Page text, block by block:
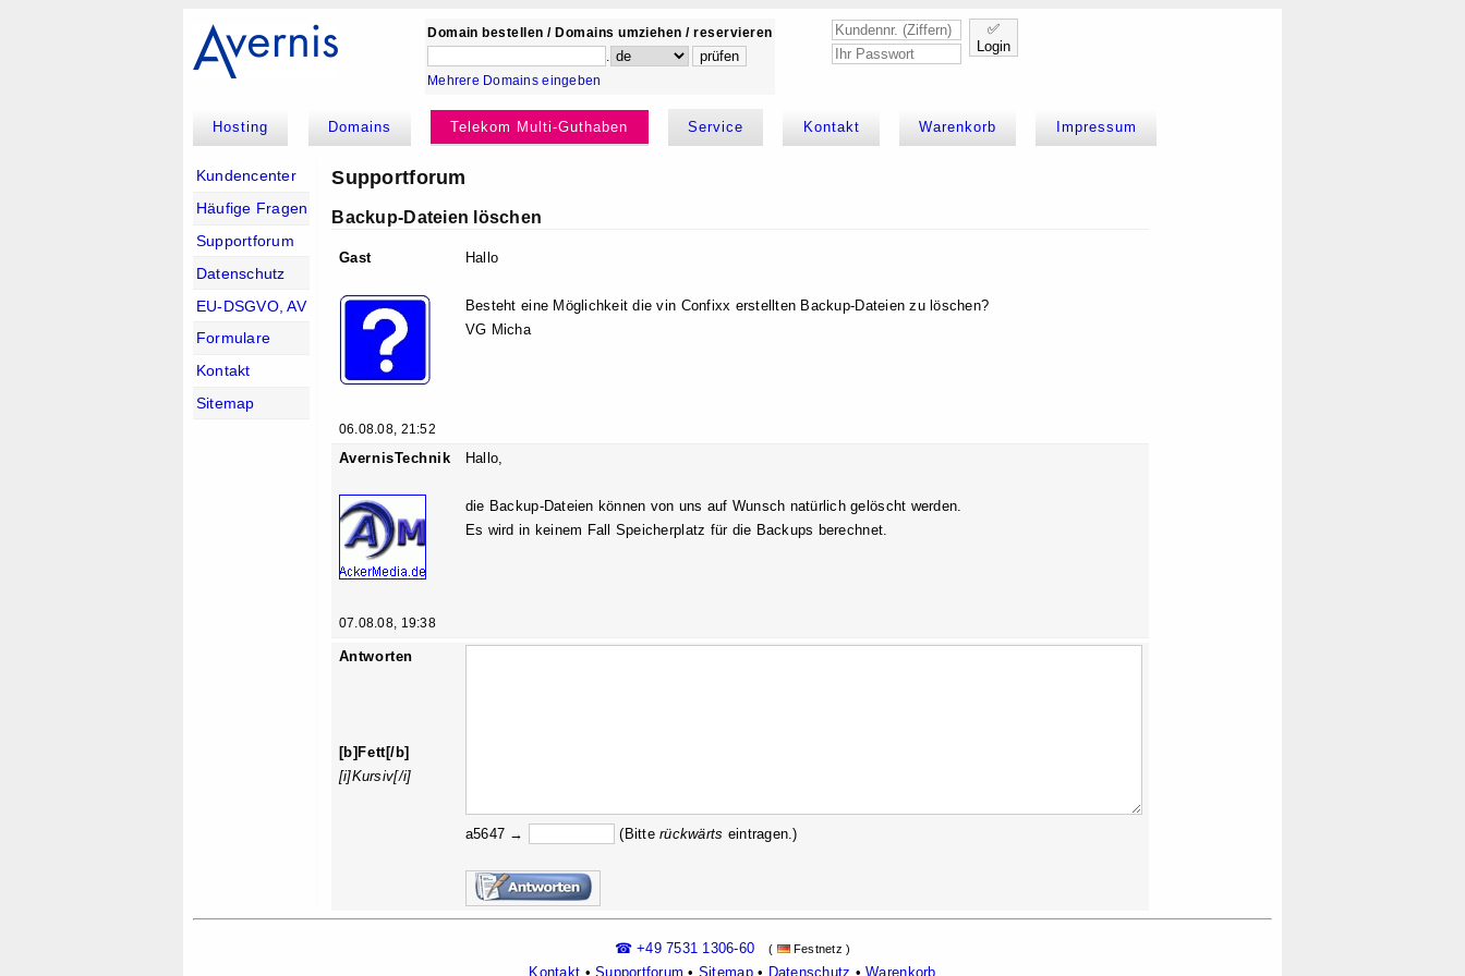
Domain bestellen / Domains umziehen / reservieren
.
Mehrere Domains eingeben
✅
Login
Hosting Domains Telekom Multi-Guthaben Service Kontakt Warenkorb Impressum
Kundencenter
Häufige Fragen
Supportforum
Datenschutz
EU-DSGVO, AV
Formulare
Kontakt
Sitemap
Supportforum
Backup-Dateien löschen
Gast
06.08.08, 21:52
Hallo
Besteht eine Möglichkeit die vin Confixx erstellten Backup-Dateien zu löschen?
VG Micha
AvernisTechnik
07.08.08, 19:38
Hallo,
die Backup-Dateien können von uns auf Wunsch natürlich gelöscht werden.
Es wird in keinem Fall Speicherplatz für die Backups berechnet.
Antworten
[b]Fett[/b]
[i]Kursiv[/i]
a5647 → (Bitterückwärts eintragen.)
☎ +49 7531 1306-60 ( Festnetz )
Kontakt •Supportforum • Sitemap• Datenschutz •Warenkorb